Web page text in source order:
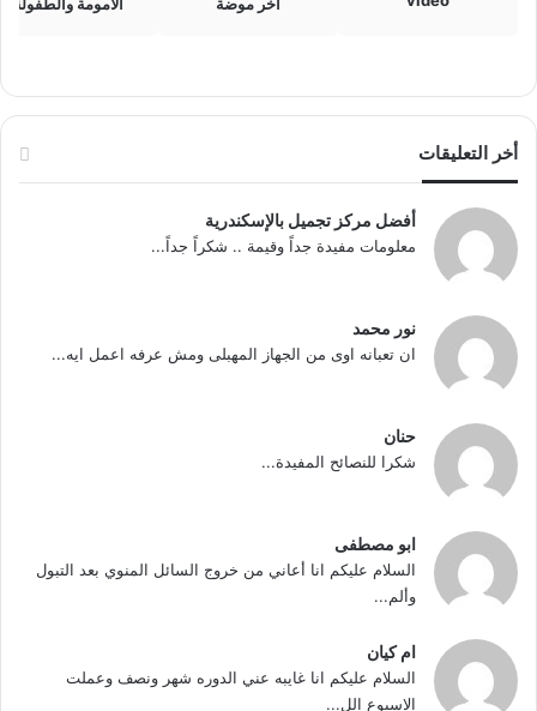
آخر موضة الامومة والطفولة
أخر التعليقات
أفضل مركز تجميل بالإسكندرية
معلومات مفيدة جداً وقيمة .. شكراً جداً...
نور محمد
ان تعبانه اوى من الجهاز المهبلى ومش عرفه اعمل ايه...
حنان
شكرا للنصائح المفيدة...
ابو مصطفى
السلام عليكم انا أعاني من خروج السائل المنوي بعد التبول
وألم...
ام كيان
السلام عليكم انا غايبه عني الدوره شهر ونصف وعملت
الاسبوع الل...